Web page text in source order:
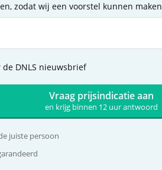
zodat wij een voorstel kunnen maken
DNLS nieuwsbrief
Vraag prijsindicatie aan
en krijg binnen 12 uur antwoord
juiste persoon